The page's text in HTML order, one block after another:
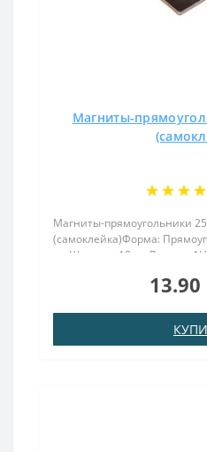
Магниты-
Магниты-прямоугольники
(самоклейка)Форма:
ммШирина: 10 ммВысота:
Ni)Намагничивание:13.90